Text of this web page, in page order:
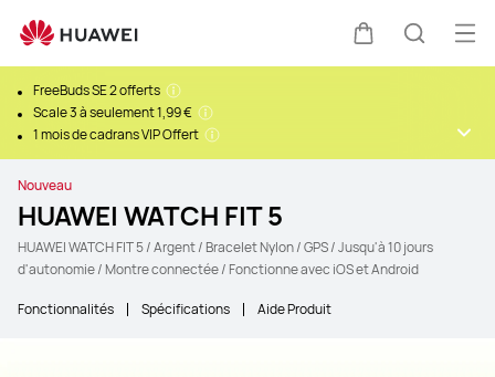
Couvercle
FreeBuds SE 2 offerts
Scale 3 à seulement 1,99 €
1 mois de cadrans VIP Offert
Nouveau
HUAWEI WATCH FIT 5
HUAWEI WATCH FIT 5 / Argent / Bracelet Nylon / GPS / Jusqu'à 10 jours
d'autonomie / Montre connectée / Fonctionne avec iOS et Android
Fonctionnalités Spécifications Aide Produit